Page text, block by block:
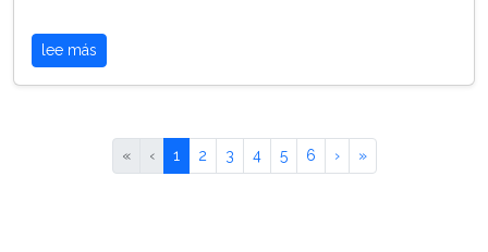
lee más
« ‹ 1 2 3 4 5 6 › »